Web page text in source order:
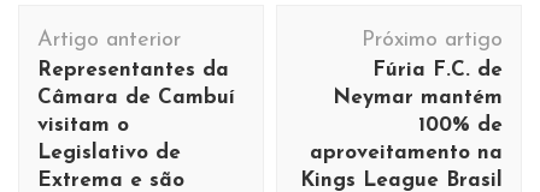
Navegação
de
post
Artigo anterior
Representantes da
Câmara de Cambuí
visitam o
Legislativo de
Extrema e são
Próximo artigo
Fúria F.C. de
Neymar mantém
100% de
aproveitamento na
Kings League Brasil